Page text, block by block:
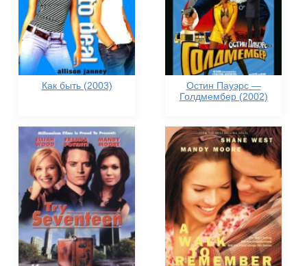
Как быть (2003)
Остин Пауэрс —
Голдмембер (2002)